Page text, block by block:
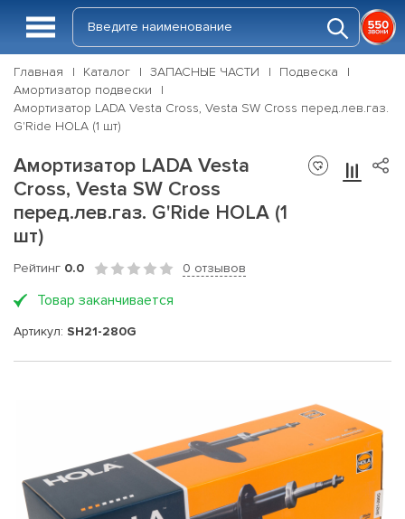
Главная Каталог ЗАПАСНЫЕ ЧАСТИ
Подвеска
Амортизатор подвески
Амортизатор LADA Vesta Cross, Vesta SW Cross перед.лев.газ.
G'Ride HOLA (1 шт)
Амортизатор LADA Vesta
Cross, Vesta SW Cross
перед.лев.газ. G'Ride HOLA (1
шт)
Рейтинг 0.0 0 отзывов
Товар заканчивается
Артикул: SH21-280G